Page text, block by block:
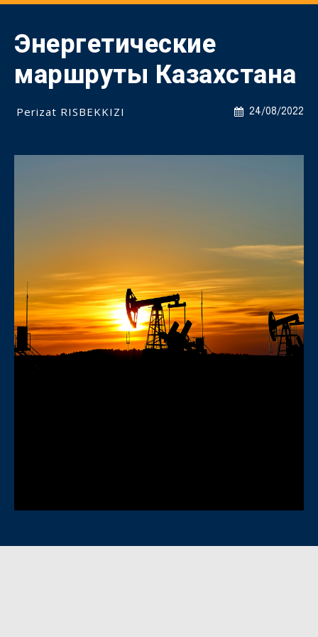
Энергетические
маршруты Казахстана
24/08/2022
Perizat RISBEKKIZI